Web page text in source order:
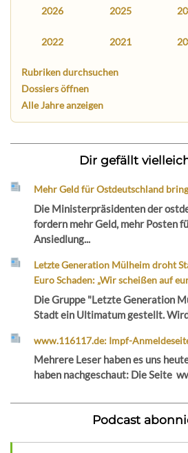
2026 2025
2022 2021
Rubriken durchsuchen
Dossiers öffnen
Alle Jahre anzeigen
Dir gefällt
Mehr Geld für Ostdeutschland
Die Ministerpräsidenten der
fordern mehr Geld, mehr Posten
Ansiedlung...
Letzte Generation Mülheim droht
Euro Schaden: „Wir scheißen auf
Die Gruppe "Letzte Generation
Stadt ein Ultimatum gestellt.
www.116117.de: Impf-
Mehrere Leser haben es uns
haben nachgeschaut: Die Seite
Podcast